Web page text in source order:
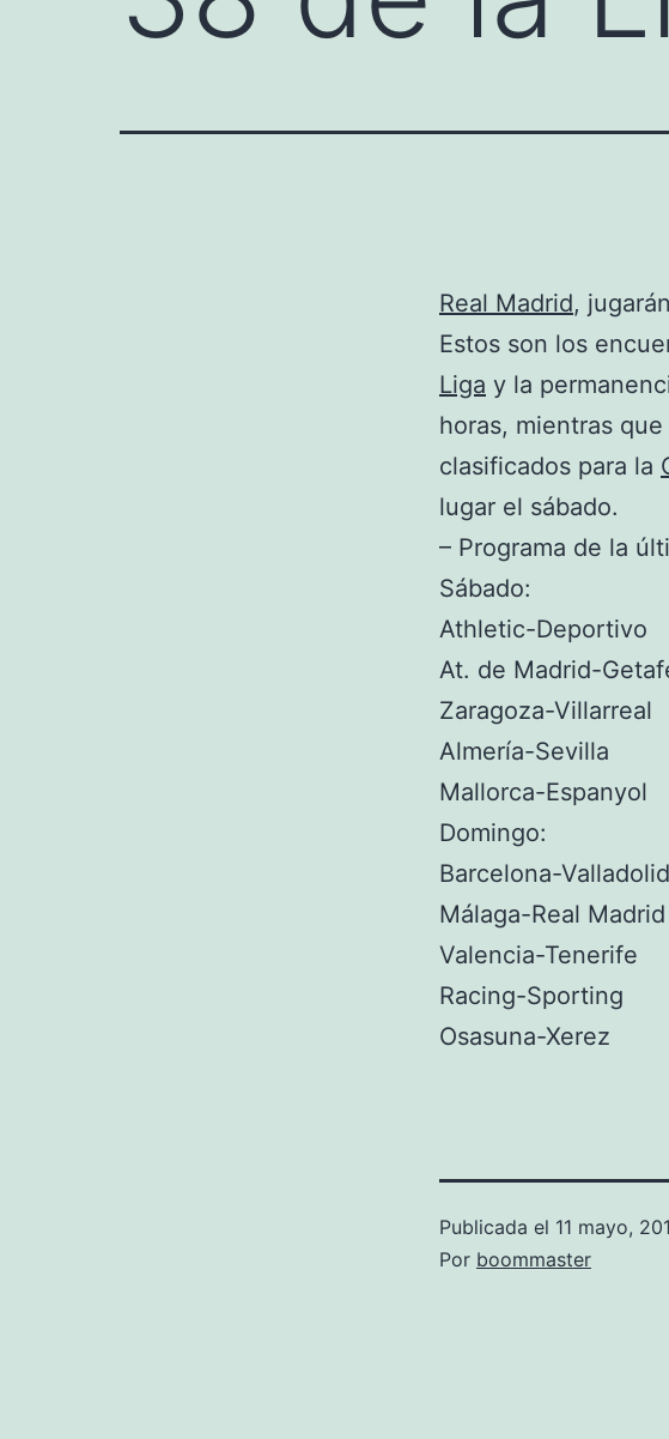
Real Madrid,
Estos son los
Liga y la
horas, mientras
clasificados para la
lugar el sábado.
– Programa de la
Sábado:
Athletic-Deportivo
At. de Madrid-
Zaragoza-Villarreal
Almería-Sevilla
Mallorca-Espanyol
Domingo:
Barcelona-Valladolid
Málaga-Real Madrid
Valencia-Tenerife
Racing-Sporting
Osasuna-Xerez
Publicada el 11 mayo,
Por boommaster